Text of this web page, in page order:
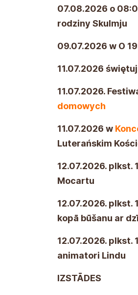
07.08.2026 o
rodziny Skulmju
09.07.2026 w O
11.07.2026
11.07.2026.
domowych
11.07.2026 w
Luterańskim
12.07.2026 o
Amadeuszem
12.07.2026 o
Dainošana–
12.07.2026 w
dzieciz
WYSTAWY